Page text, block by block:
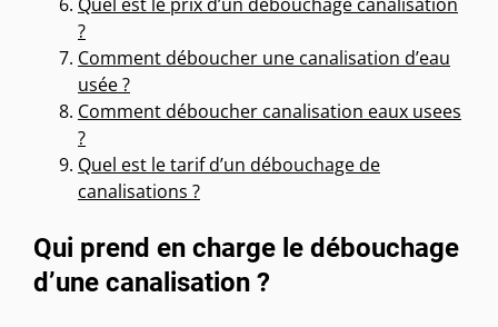
Quel est le prix d’un débouchage canalisation
?
Comment déboucher une canalisation d’eau
usée ?
Comment déboucher canalisation eaux usees
?
Quel est le tarif d’un débouchage de
canalisations ?
Qui prend en charge le débouchage
d’une canalisation ?